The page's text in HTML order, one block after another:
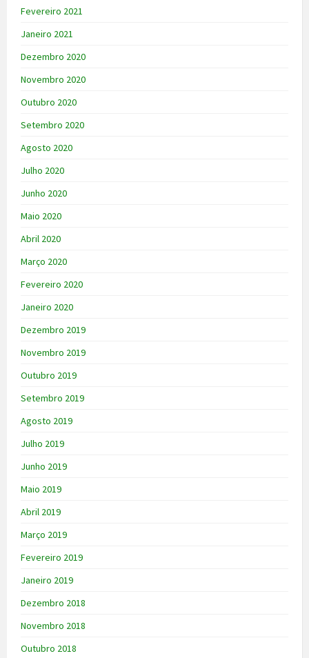
Fevereiro 2021
Janeiro 2021
Dezembro 2020
Novembro 2020
Outubro 2020
Setembro 2020
Agosto 2020
Julho 2020
Junho 2020
Maio 2020
Abril 2020
Março 2020
Fevereiro 2020
Janeiro 2020
Dezembro 2019
Novembro 2019
Outubro 2019
Setembro 2019
Agosto 2019
Julho 2019
Junho 2019
Maio 2019
Abril 2019
Março 2019
Fevereiro 2019
Janeiro 2019
Dezembro 2018
Novembro 2018
Outubro 2018